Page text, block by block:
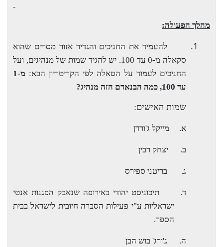
מהלך הפעולה:
1.
להעמיד את החניכים והגדיר אזור מסויים שהוא
סקאלה מ-0 עד 100. יש להגיד שמות של מנהיגים, ועל
החניכים לעמוד על הסאלה לפי הקריטריון הבא:
מ-1
עד 100, כמה הבנאדם הזה מנהיג?
שמות האישים:
א. מייקל ג'ורדן
ב. יצחק רבין
ג. בריטני ספירס
ד.
תיכוניסט יהודי באירופה שנאבק הפגנות אנטי
ישראליות ע"י פעילות הסברה חיובית לישראל בבית
הספר.
ה. ג'ורג' בוש הבן